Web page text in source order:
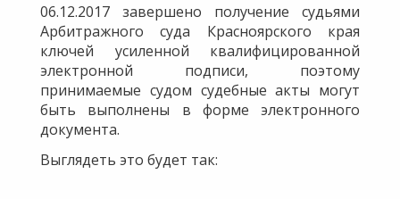
06.12.2017 завершено получение судьями
Арбитражного суда Красноярского края
ключей усиленной квалифицированной
электронной подписи, поэтому
принимаемые судом судебные акты могут
быть выполнены в форме электронного
документа.
Выглядеть это будет так: